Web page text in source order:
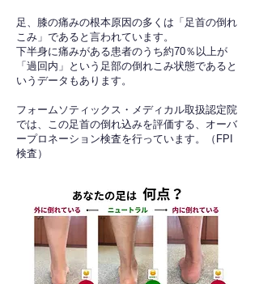
足、膝の痛みの根本原因の多くは「足首の倒れ
こみ」であると言われています。
下半身に痛みがある患者のうち約70％以上が
「過回内」という足部の倒れこみ状態であると
いうデータもあります。
フォームソティックス・メディカル取扱認定院
では、この足首の倒れ込みを評価する、オーバ
ープロネーション検査を行っています。（FPI
検査）​